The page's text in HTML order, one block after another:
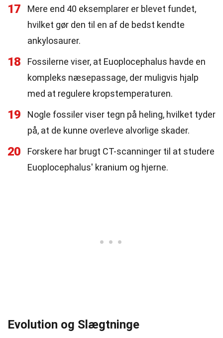
17
Mere end 40 eksemplarer er blevet fundet,
hvilket gør den til en af de bedst kendte
ankylosaurer.
18
Fossilerne viser, at Euoplocephalus havde en
kompleks næsepassage, der muligvis hjalp
med at regulere kropstemperaturen.
19
Nogle fossiler viser tegn på heling, hvilket tyder
på, at de kunne overleve alvorlige skader.
20
Forskere har brugt CT-scanninger til at studere
Euoplocephalus' kranium og hjerne.
Evolution og Slægtninge